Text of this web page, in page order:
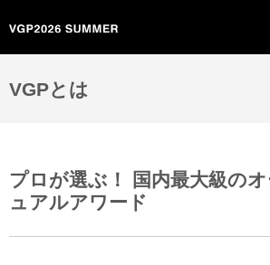
ホーム
特別賞
VGPとは
プロが選ぶ！ 国内最大級の
ュアルアワード